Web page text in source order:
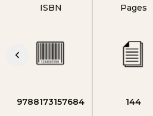
ISBN
9788173157684
Pages
144